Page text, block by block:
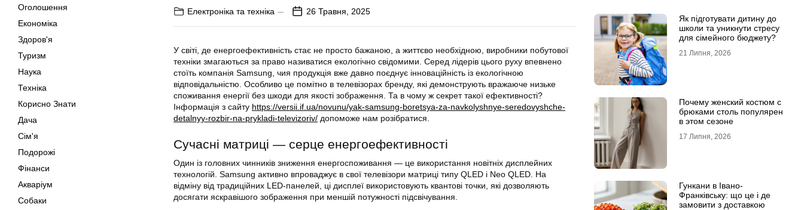
Оголошення
Економіка
Здоров'я
Туризм
Наука
Техніка
Корисно Знати
Дача
Сім'я
Подорожі
Фінанси
Акваріум
Собаки
Електроніка та техніка 26 Травня, 2025
У світі, де енергоефективність стає не просто бажаною, а життєво необхідною, виробники побутової
техніки змагаються за право називатися екологічно свідомими. Серед лідерів цього руху впевнено
стоїть компанія Samsung, чия продукція вже давно поєднує інноваційність із екологічною
відповідальністю. Особливо це помітно в телевізорах бренду, які демонструють вражаюче низьке
споживання енергії без шкоди для якості зображення. Та в чому ж секрет такої ефективності?
Інформація з сайту https://versii.if.ua/novunu/yak-samsung-boretsya-za-navkolyshnye-seredovyshche-
detalnyy-rozbir-na-prykladi-televizoriv/ допоможе нам розібратися.
Сучасні матриці — серце енергоефективності
Один із головних чинників зниження енергоспоживання — це використання новітніх дисплейних
технологій. Samsung активно впроваджує в свої телевізори матриці типу QLED і Neo QLED. На
відміну від традиційних LED-панелей, ці дисплеї використовують квантові точки, які дозволяють
досягати яскравішого зображення при меншій потужності підсвічування.
Як підготувати дитину до
школи та уникнути стресу
для сімейного бюджету?
21 Липня, 2026
Почему женский костюм с
брюками столь популярен
в этом сезоне
17 Липня, 2026
Гункани в Івано-
Франківську: що це і де
замовити з доставкою